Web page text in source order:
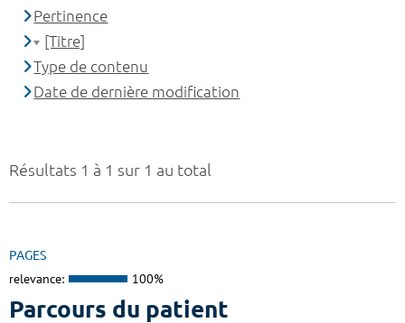
Résultats 1 à 1 sur 1 au total
PAGES
relevance: 100%
Parcours du patient
Pertinence
[Titre]
Type de contenu
Date de dernière modification